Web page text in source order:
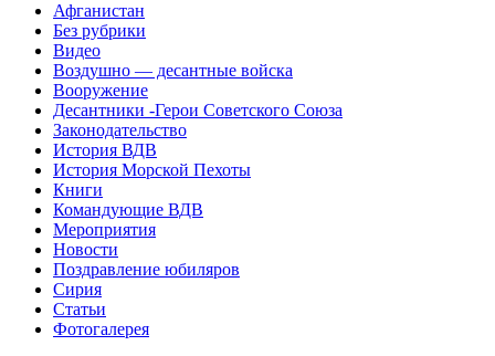
Афганистан
Без рубрики
Видео
Воздушно — десантные войска
Вооружение
Десантники -Герои Советского Союза
Законодательство
История ВДВ
История Морской Пехоты
Книги
Командующие ВДВ
Мероприятия
Новости
Поздравление юбиляров
Сирия
Статьи
Фотогалерея